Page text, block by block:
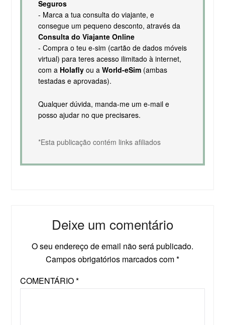
Seguros
- Marca a tua consulta do viajante, e
consegue um pequeno desconto, através da
Consulta do Viajante Online
- Compra o teu e-sim (cartão de dados móveis
virtual) para teres acesso ilimitado à internet,
com a Holaflyou a World-eSim(ambas
testadas e aprovadas).
Qualquer dúvida, manda-me um e-mail e
posso ajudar no que precisares.
*Esta publicação contém links afiliados
Deixe um comentário
O seu endereço de email não será publicado.
Campos obrigatórios marcados com*
COMENTÁRIO*